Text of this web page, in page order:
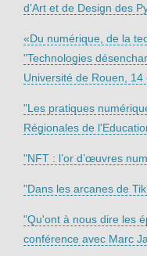
d’Art et de Design des
«Du numérique, de la
"Technologies
Université de Rouen, 14
"Les pratiques
Régionales de
"NFT : l’or d’œuvres
"Dans les arcanes de
"Qu'ont à nous dire les
conférence avec Marc